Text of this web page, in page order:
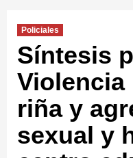
Policiales
Síntesis
Violencia
riña y
sexual y